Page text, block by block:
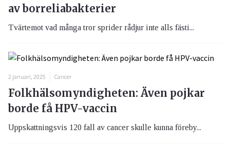
av borreliabakterier
Tvärtemot vad många tror sprider rådjur inte alls fästi...
2 januari, 2025 Cancer
Folkhälsomyndigheten: Även pojkar
borde få HPV-vaccin
Uppskattningsvis 120 fall av cancer skulle kunna föreby...